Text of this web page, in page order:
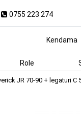
0755 223 274
Kendama
Role
JR 70-90 + legaturi C